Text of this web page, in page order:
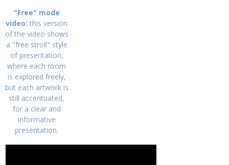
"Free" mode
video: this version
of the video shows
a "free stroll" style
of presentation,
where each room
is explored freely,
but each artwork is
still accentuated,
for a clear and
informative
presentation.